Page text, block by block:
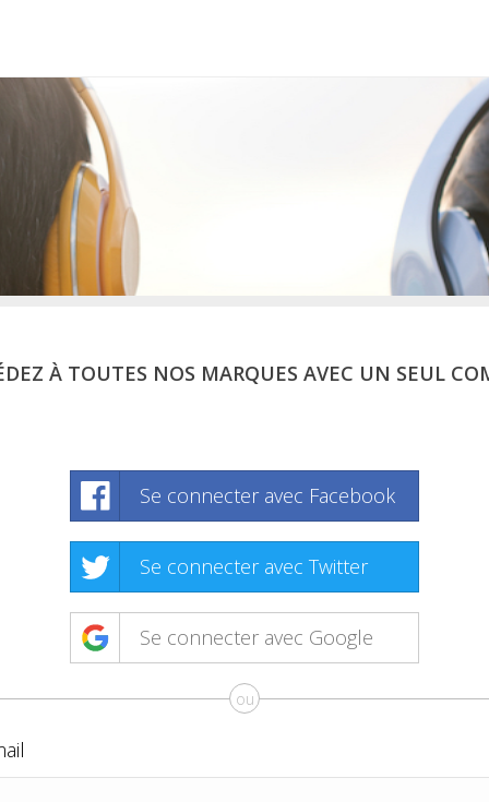
À TOUTES NOS MARQUES AVEC UN SEUL
Se connecter avec Facebook
Se connecter avec Twitter
Se connecter avec Google
ou